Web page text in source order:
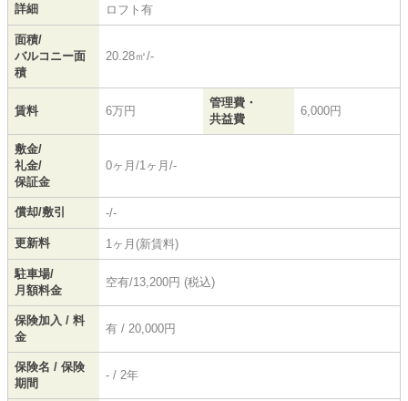
詳細
ロフト有
面積/
バルコニー面
積
20.28㎡/-
賃料 6万円
管理費・
共益費
6,000円
敷金/
礼金/
保証金
0ヶ月/1ヶ月/-
償却/敷引 -/-
更新料 1ヶ月(新賃料)
駐車場/
月額料金
空有/13,200円 (税込)
保険加入 / 料
金
有 / 20,000円
保険名 / 保険
期間
- / 2年